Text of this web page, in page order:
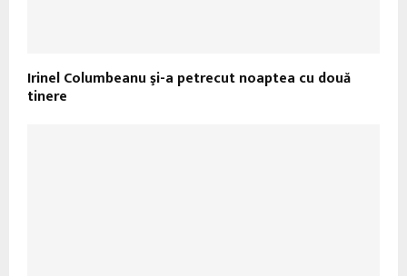
Irinel Columbeanu şi-a petrecut noaptea cu două
tinere